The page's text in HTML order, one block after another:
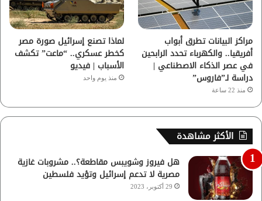
مراكز البيانات تطرق أبواب
أفريقيا.. والكهرباء تحدد الرابحين
في عصر الذكاء الاصطناعي |
دراسة لـ”فاروس”
منذ 22 ساعة
لماذا تصنع إسرائيل صورة مصر
كخطر عسكري.. “ماعت” تكشف
الأسباب | فيديو
منذ يوم واحد
الأكثر مشاهدة
هل فيروز وشويبس مقاطعة؟.. مشروبات غازية
مصرية لا تدعم إسرائيل وتؤيد فلسطين
29 أكتوبر، 2023